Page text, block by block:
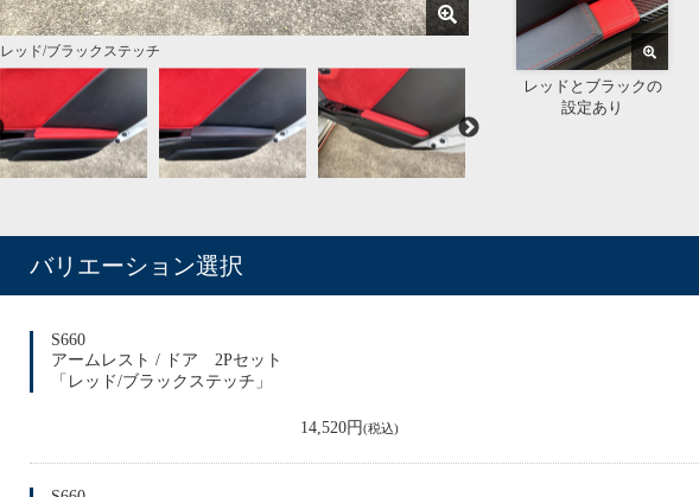
レッド/ブラックステッチ
ブラック/レッドステッチ
装着画像
装着画像
レッドとブラックの2カラーからお選び頂けます
レッドとブラックの
設定あり
バリエーション選択
S660
アームレスト / ドア 2Pセット
「レッド/ブラックステッチ」
14,520円(税込)